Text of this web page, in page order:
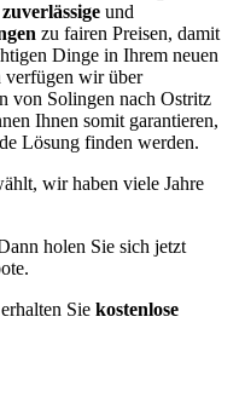
zuverlässige und
zu fairen Preisen, damit
Dinge in Ihrem neuen
verfügen wir über
von Solingen nach Ostritz
Ihnen somit garantieren,
Lösung finden werden.
wir haben viele Jahre
holen Sie sich jetzt
Sie kostenlose